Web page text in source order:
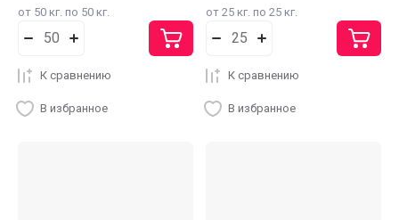
от 50 кг. по 50 кг.
К сравнению
В избранное
от 25 кг. по 25 кг.
К сравнению
В избранное